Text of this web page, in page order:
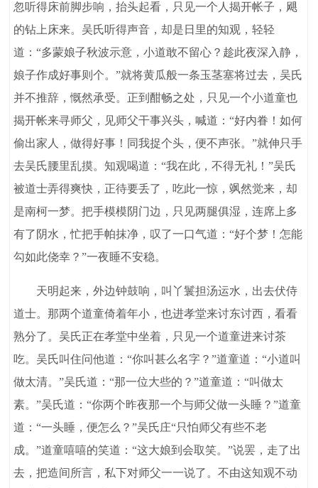
忽听得床前脚步响，抬头起看，只见一个人揭开帐子，飓
的钻上床来。吴氏听得声音，却是日里的知观，轻轻
道：“多蒙娘子秋波示意，小道敢不留心？趁此夜深入静，
娘子作成好事则个。”就将黄瓜般一条玉茎塞将过去，吴氏
并不推辞，慨然承受。正到酣畅之处，只见一个小道童也
揭开帐来寻师父，见师父干事兴头，喊道：“好内眷！如何
偷出家人，做得好事！同我捉个头，便不声张。”就伸只手
去吴氏腰里乱摸。知观喝道：“我在此，不得无礼！”吴氏
被道士弄得爽快，正待要丢了，吃此一惊，飒然觉来，却
是南柯一梦。把手模模阴门边，只见两腿俱湿，连席上多
有了阴水，忙把手帕抹净，叹了一口气道：“好个梦！怎能
勾如此侥幸？”一夜睡不安稳。
天明起来，外边钟鼓响，叫丫鬟担汤运水，出去伏侍
道士。那两个道童倚着年小，也进孝堂来讨东讨西，看看
熟分了。吴氏正在孝堂中坐着，只见一个道童进来讨茶
吃。吴氏叫住问他道：“你叫甚么名字？”道童道：“小道叫
做太清。”吴氏道：“那一位大些的？”道童道：“叫做太
素。”吴氏道：“你两个昨夜那一个与师父做一头睡？”道童
道：“一头睡，便怎么？”吴氏庄“只怕师父有些不老
成。”道童嘻嘻的笑道：“这大娘到会取笑。”说罢，走了出
去，把造间所言，私下对师父一一说了。不由这知观不动